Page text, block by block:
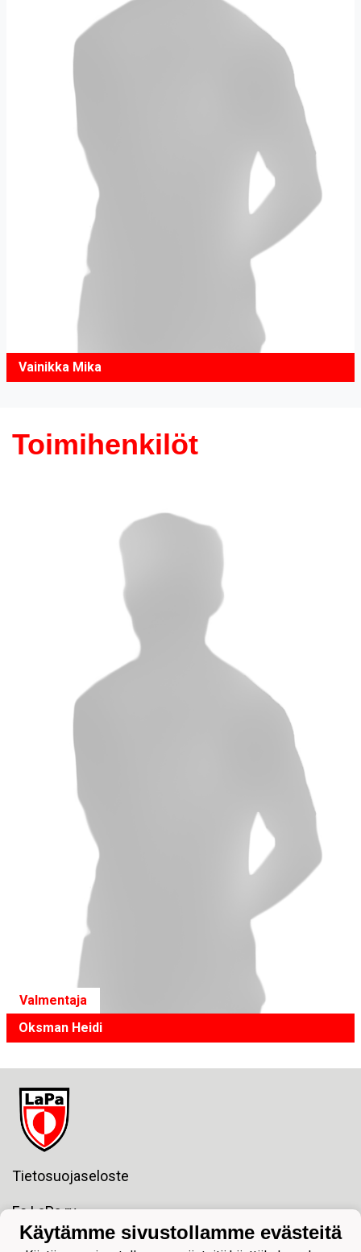
Vainikka Mika
Toimihenkilöt
Valmentaja
Oksman Heidi
Tietosuojaseloste
Fc LaPa ry
Y-tunnus:1811138-2
sposti:lapajuniorit@gmail.com
Käytämme sivustollamme evästeitä